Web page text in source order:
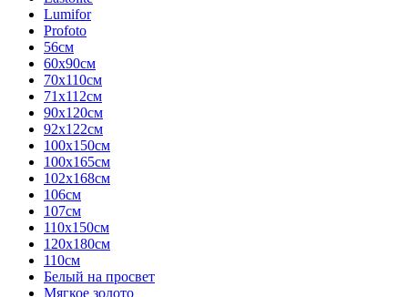
Lumifor
Profoto
56см
60х90см
70х110см
71х112см
90х120см
92х122см
100х150см
100х165см
102х168см
106см
107см
110х150см
120х180см
110см
Белый на просвет
Мягкое золото